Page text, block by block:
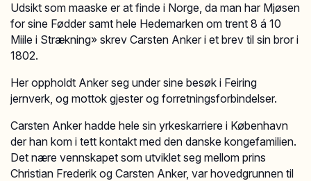
Udsikt som maaske er at finde i Norge, da man har Mjøsen
for sine Fødder samt hele Hedemarken om trent 8 á 10
Miile i Strækning» skrev Carsten Anker i et brev til sin bror i
1802.
Her oppholdt Anker seg under sine besøk i Feiring
jernverk, og mottok gjester og forretningsforbindelser.
Carsten Anker hadde hele sin yrkeskarriere i København
der han kom i tett kontakt med den danske kongefamilien.
Det nære vennskapet som utviklet seg mellom prins
Christian Frederik og Carsten Anker, var hovedgrunnen til